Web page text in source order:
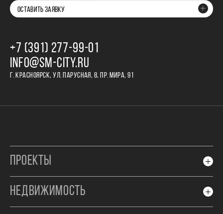
ОСТАВИТЬ ЗАЯВКУ
+7 (391) 277‒99‒01
INFO@SM-CITY.RU
Г. КРАСНОЯРСК, УЛ. ПАРУСНАЯ, 8, ПР. МИРА, 91
ПРОЕКТЫ
НЕДВИЖИМОСТЬ